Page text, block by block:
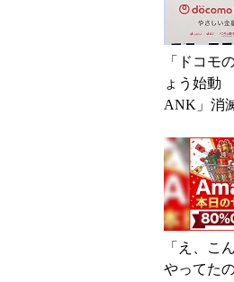
「ドコモ
ょう始動
ANK」消
解説
「え、こ
やってた